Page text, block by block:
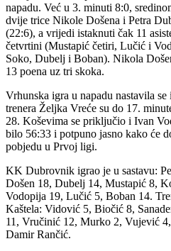
napadu. Već u 3. minuti 8:0,
dvije trice Nikole Došena i Petra
(22:6), a vrijedi istaknuti čak 11
četvrtini (Mustapić četiri, Lučić i
Soko, Dubelj i Boban). Nikola
13 poena uz tri skoka.
Vrhunska igra u napadu nastavila
trenera Željka Vreće su do 17.
28. Koševima se priključio i Ivan
bilo 56:33 i potpuno jasno kako će
pobjedu u Prvoj ligi.
KK Dubrovnik igrao je u sastavu:
Došen 18, Dubelj 14, Mustapić 8,
Vodopija 19, Lučić 5, Boban 14.
Kaštela: Vidović 5, Biočić 8,
11, Vručinić 12, Murko 2, Vujević
Damir Rančić.